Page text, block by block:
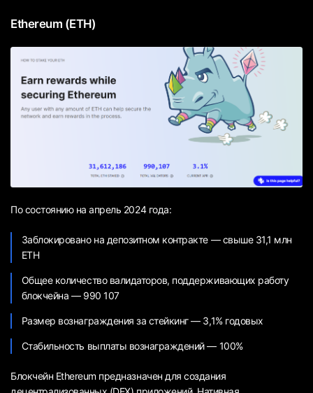
Ethereum (ETH)
По состоянию на апрель 2024 года:
Заблокировано на депозитном контракте — свыше 31,1 млн
ETH
Общее количество валидаторов, поддерживающих работу
блокчейна — 990 107
Размер вознаграждения за стейкинг — 3,1% годовых
Стабильность выплаты вознаграждений — 100%
Блокчейн Ethereum предназначен для создания